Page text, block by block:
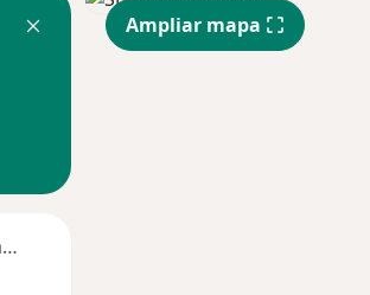
Segunda-feira
Ampliar mapa